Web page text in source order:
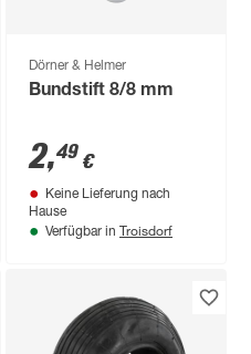
Dörner & Helmer
Bundstift 8/8 mm
2,49 €
Keine Lieferung nach
Hause
Verfügbar in Troisdorf